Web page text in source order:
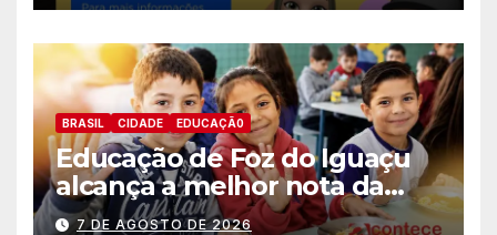
BRASIL CIDADE EDUCAÇÃ0
Educação de Foz do Iguaçu
alcança a melhor nota da
história no IDEB
7 DE AGOSTO DE 2026